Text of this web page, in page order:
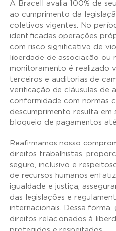
A Bracell avalia 100% de
ao cumprimento da
coletivos vigentes. No
identificadas operações
com risco significativo de
liberdade de associação ou
monitoramento é realizado
terceiros e auditorias de
verificação de cláusulas de
conformidade com normas
descumprimento resulta em
bloqueio de pagamentos
Reafirmamos nosso
direitos trabalhistas,
seguro, inclusivo e
de recursos humanos
igualdade e justiça,
das legislações e
internacionais. Dessa forma,
direitos relacionados à